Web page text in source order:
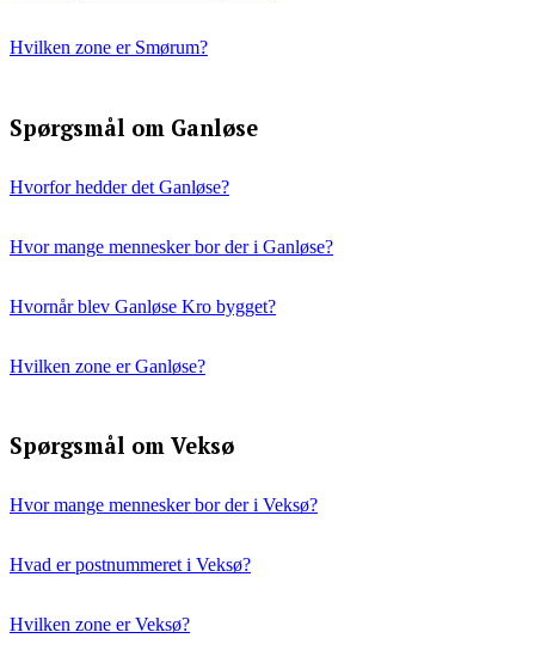
Hvilken zone er Smørum?
Spørgsmål om Ganløse
Hvorfor hedder det Ganløse?
Hvor mange mennesker bor der i Ganløse?
Hvornår blev Ganløse Kro bygget?
Hvilken zone er Ganløse?
Spørgsmål om Veksø
Hvor mange mennesker bor der i Veksø?
Hvad er postnummeret i Veksø?
Hvilken zone er Veksø?